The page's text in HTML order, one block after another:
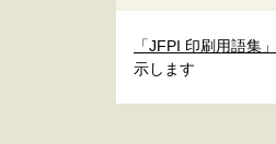
「JFPI 印刷用語集」
示します